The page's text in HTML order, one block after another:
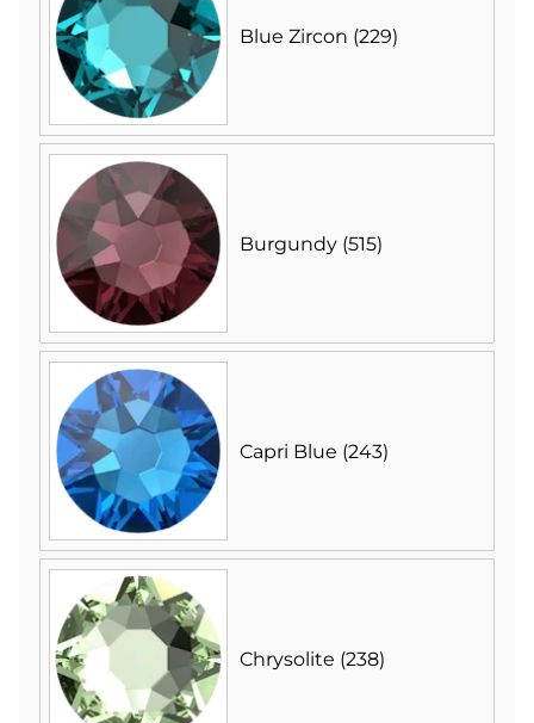
Blue Zircon (229)
Burgundy (515)
Capri Blue (243)
Chrysolite (238)